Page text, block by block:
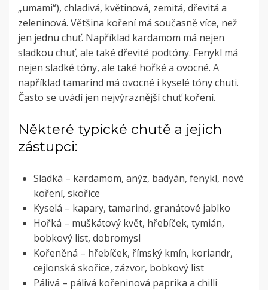
„umami“), chladivá, květinová, zemitá, dřevitá a
zeleninová. Většina koření má současně více, než
jen jednu chuť. Například kardamom má nejen
sladkou chuť, ale také dřevité podtóny. Fenykl má
nejen sladké tóny, ale také hořké a ovocné. A
například tamarind má ovocné i kyselé tóny chuti.
Často se uvádí jen nejvýraznější chuť koření.
Některé typické chutě a jejich
zástupci:
Sladká – kardamom, anýz, badyán, fenykl, nové
koření, skořice
Kyselá – kapary, tamarind, granátové jablko
Hořká – muškátový květ, hřebíček, tymián,
bobkový list, dobromysl
Kořeněná – hřebíček, římský kmín, koriandr,
cejlonská skořice, zázvor, bobkový list
Pálivá – pálivá kořeninová paprika a chilli